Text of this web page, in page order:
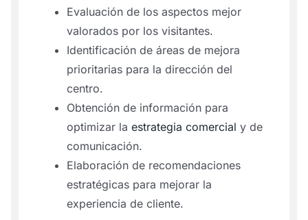
Evaluación de los aspectos mejor
valorados por los visitantes.
Identificación de áreas de mejora
prioritarias para la dirección del
centro.
Obtención de información para
optimizar laestrategia comercial y de
comunicación.
Elaboración de recomendaciones
estratégicas para mejorar la
experiencia de cliente.